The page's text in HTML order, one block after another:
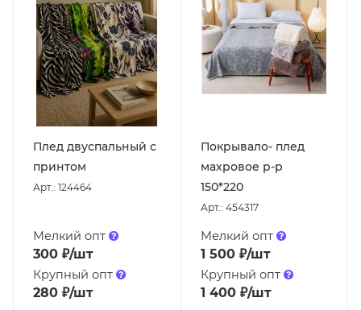
Плед двуспальный с
принтом
Арт.: 124464
Мелкий опт
300 ₽/шт
Крупный опт
280 ₽/шт
Покрывало- плед
махровое р-р
150*220
Арт.: 454317
Мелкий опт
1 500₽/шт
Крупный опт
1 400₽/шт